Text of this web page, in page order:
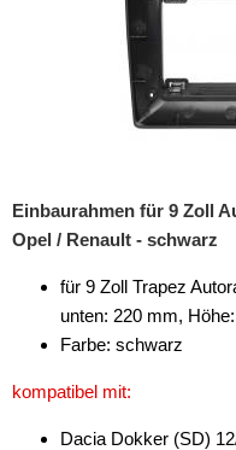
Einbaurahmen für 9 Zoll
Opel / Renault - schwarz
für 9 Zoll Trapez
unten: 220 mm,
Farbe: schwarz
kompatibel mit:
Dacia Dokker (SD)